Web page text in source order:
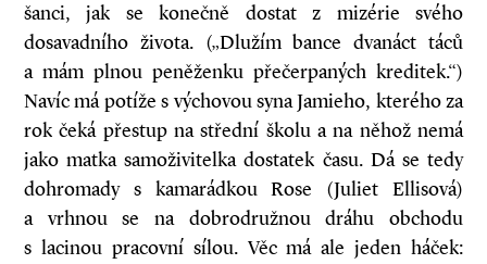
šanci, jak se konečně dostat z mizérie svého
dosavadního života. („Dlužím bance dvanáct táců
a mám plnou peněženku přečerpaných kreditek.“)
Navíc má potíže s výchovou syna Jamieho, kterého za
rok čeká přestup na střední školu a na něhož nemá
jako matka samoživitelka dostatek času. Dá se tedy
dohromady s kamarádkou Rose (Juliet Ellisová)
a vrhnou se na dobrodružnou dráhu obchodu
s lacinou pracovní sílou. Věc má ale jeden háček: